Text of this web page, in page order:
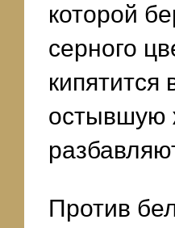
которой
серного
остывшую
Против